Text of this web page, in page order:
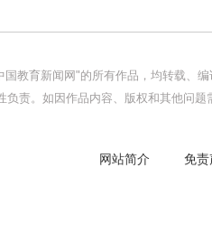
国教育新闻网"的所有作品，均转载、
负责。如因作品内容、版权和其他问
网站简介 免责